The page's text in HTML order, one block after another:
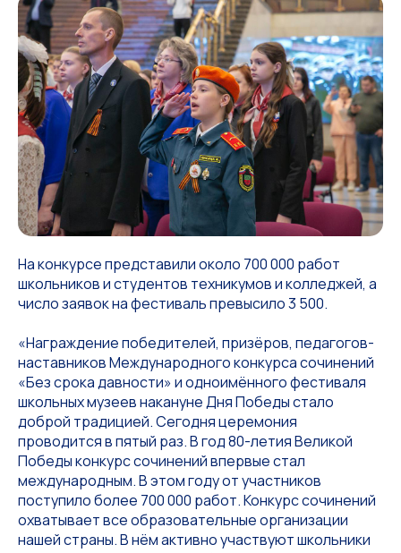
На конкурсе представили около 700 000 работ
школьников и студентов техникумов и колледжей, а
число заявок на фестиваль превысило 3 500.
«Награждение победителей, призёров, педагогов-
наставников Международного конкурса сочинений
«Без срока давности» и одноимённого фестиваля
школьных музеев накануне Дня Победы стало
доброй традицией. Сегодня церемония
проводится в пятый раз. В год 80-летия Великой
Победы конкурс сочинений впервые стал
международным. В этом году от участников
поступило более 700 000 работ. Конкурс сочинений
охватывает все образовательные организации
нашей страны. В нём активно участвуют школьники